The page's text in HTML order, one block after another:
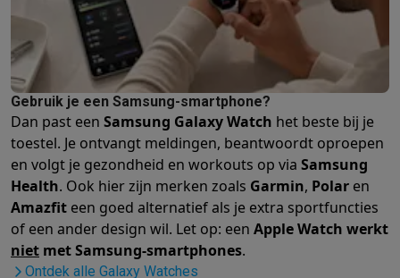
GezondheidPersonenweegschalenBloeddrukmeters
Voor de babyBabyfoonsBorstkolven Flessenwarmers Aerosols
TV, audio & foto
TV & beamersTVTV's met soundbar LG TVSamsung TV
Randapparatuur TVSoundbarsHome cinema
Hoofdtelefoons & oortjes KoptelefoonsDraadloze
SpeakersSpeakersBluetooth speakersSmart speakersParty
Muziek in huisRadio's & wekkersPlatenspelersHifi-ketens
NavigatieDashcamsGPSCoyote GPS accessoires
TV & audio accessoiresSteunen KabelsDraagbare
Fototoestellen Digitale camera'sInstant camera'sCanon
VideoGoProAction camsDronesCamcorder
Gebruik je een Samsung-smartphone?
Dan past een Samsung Galaxy Watch het beste bij je
toestel. Je ontvangt meldingen, beantwoordt oproepen
en volgt je gezondheid en workouts op via Samsung
Health. Ook hier zijn merken zoals Garmin, Polar en
Amazfit een goed alternatief als je extra sportfuncties
of een ander design wil. Let op: een Apple Watch werkt
niet met Samsung-smartphones.
Ontdek alle Galaxy Watches